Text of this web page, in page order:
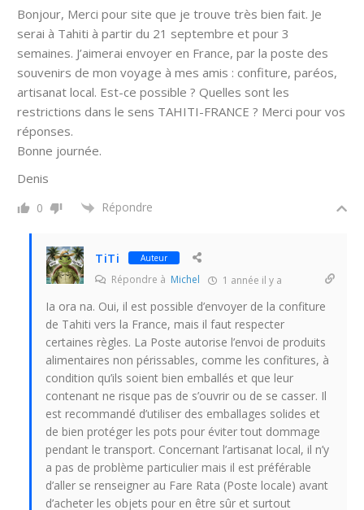
Bonjour, Merci pour site que je trouve très bien fait. Je
serai à Tahiti à partir du 21 septembre et pour 3
semaines. J’aimerai envoyer en France, par la poste des
souvenirs de mon voyage à mes amis : confiture, paréos,
artisanat local. Est-ce possible ? Quelles sont les
restrictions dans le sens TAHITI-FRANCE ? Merci pour vos
réponses.
Bonne journée.
Denis
0 Répondre
TiTi Auteur
Répondre à Michel 1 année il y a
Ia ora na. Oui, il est possible d’envoyer de la confiture
de Tahiti vers la France, mais il faut respecter
certaines règles. La Poste autorise l’envoi de produits
alimentaires non périssables, comme les confitures, à
condition qu’ils soient bien emballés et que leur
contenant ne risque pas de s’ouvrir ou de se casser. Il
est recommandé d’utiliser des emballages solides et
de bien protéger les pots pour éviter tout dommage
pendant le transport. Concernant l’artisanat local, il n’y
a pas de problème particulier mais il est préférable
d’aller se renseigner au Fare Rata (Poste locale) avant
d’acheter les objets pour en être sûr et surtout